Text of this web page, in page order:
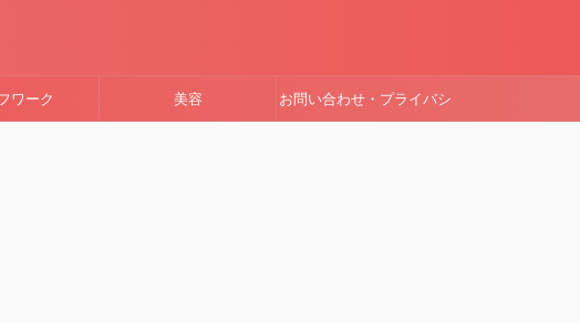
ワーク 美容 お問い合わせ・プライバシ